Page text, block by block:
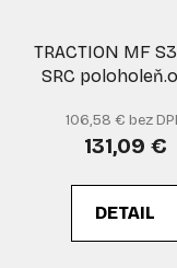
TRACTION MF
SRC
106,58 € bez
131,09 €
DETAIL